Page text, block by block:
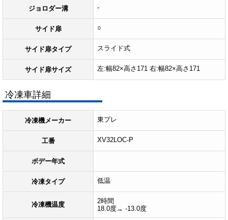
ジョロダー溝 -
サイド扉 ○
サイド扉タイプ スライド式
サイド扉サイズ 左:幅82×高さ171 右:幅82×高さ171
冷凍車詳細
冷凍機メーカー 東プレ
工番 XV32LOC-P
ボデー年式
冷凍タイプ 低温
冷凍機温度
2時間
18.0度→ -13.0度